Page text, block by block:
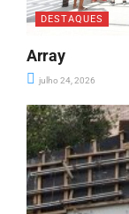
DESTAQUES
Array
julho 24, 2026